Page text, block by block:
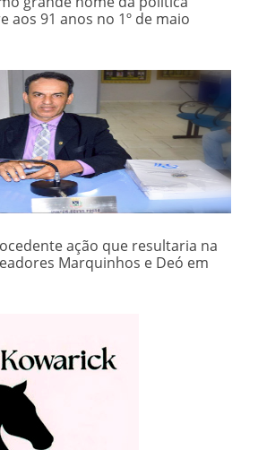
aos 91 anos no 1º de maio
ação que resultaria na
Marquinhos e Deó em